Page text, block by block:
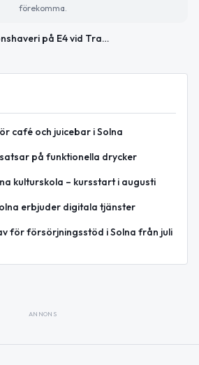
förekomma.
Fordonshaveri på E4 vid Trafikplats Sörentorp påverkar trafiken mot Uppsala
café och juicebar i Solna
på funktionella drycker
kulturskola – kursstart i augusti
erbjuder digitala tjänster
för försörjningsstöd i Solna från juli
ANNONS